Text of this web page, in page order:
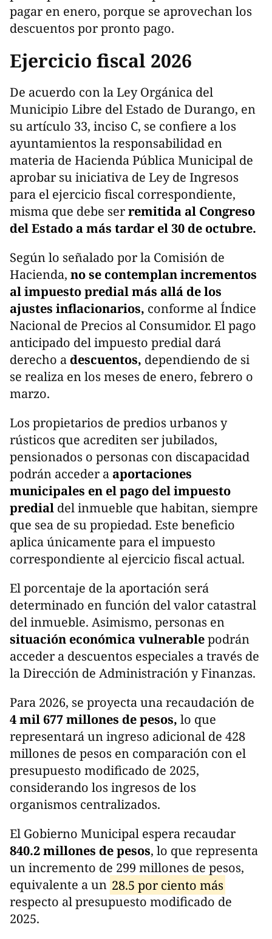
pagar en enero, porque se aprovechan los
descuentos por pronto pago.
Ejercicio fiscal 2026
De acuerdo con la Ley Orgánica del
Municipio Libre del Estado de Durango, en
su artículo 33, inciso C, se confiere a los
ayuntamientos la responsabilidad en
materia de Hacienda Pública Municipal de
aprobar su iniciativa de Ley de Ingresos
para el ejercicio fiscal correspondiente,
misma que debe serremitida al Congreso
del Estado a más tardar el 30 de octubre.
Según lo señalado por la Comisión de
Hacienda, no se contemplan incrementos
al impuesto predial más allá de los
ajustes inflacionarios, conforme al Índice
Nacional de Precios al Consumidor. El pago
anticipado del impuesto predial dará
derecho a descuentos, dependiendo de si
se realiza en los meses de enero, febrero o
marzo.
Los propietarios de predios urbanos y
rústicos que acrediten ser jubilados,
pensionados o personas con discapacidad
podrán acceder a aportaciones
municipales en el pago del impuesto
predial del inmueble que habitan, siempre
que sea de su propiedad. Este beneficio
aplica únicamente para el impuesto
correspondiente al ejercicio fiscal actual.
El porcentaje de la aportación será
determinado en función del valor catastral
del inmueble. Asimismo, personas en
situación económica vulnerablepodrán
acceder a descuentos especiales a través de
la Dirección de Administración y Finanzas.
Para 2026, se proyecta una recaudación de
4 mil 677 millones de pesos, lo que
representará un ingreso adicional de 428
millones de pesos en comparación con el
presupuesto modificado de 2025,
considerando los ingresos de los
organismos centralizados.
El Gobierno Municipal espera recaudar
840.2 millones de pesos, lo que representa
un incremento de 299 millones de pesos,
equivalente a un 28.5 por ciento más
respecto al presupuesto modificado de
2025.